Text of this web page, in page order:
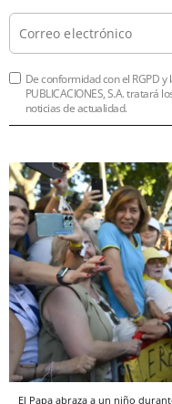
De conformidad con el RGPD y
PUBLICACIONES, S.A. tratará
noticias de actualidad.
El Papa abraza a un niño